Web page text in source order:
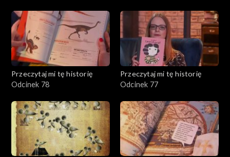
Przeczytaj mi tę historię
Odcinek 78
Przeczytaj mi tę historię
Odcinek 77